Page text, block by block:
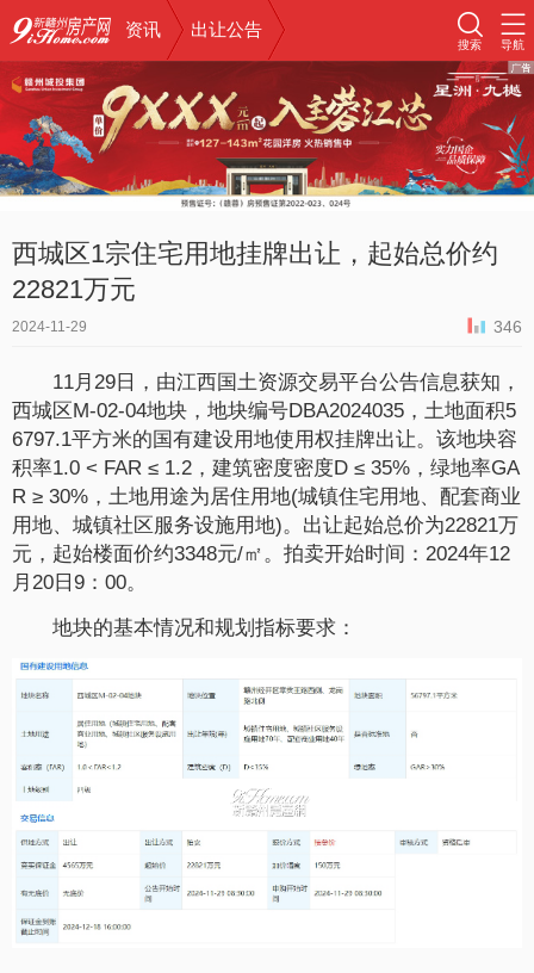
资讯 出让公告
搜索 导航
西城区1宗住宅用地挂牌出让，起始总价约
22821万元
2024-11-29 346
11月29日，由江西国土资源交易平台公告信息获知，
西城区M-02-04地块，地块编号DBA2024035，土地面积5
6797.1平方米的国有建设用地使用权挂牌出让。该地块容
积率1.0 < FAR ≤ 1.2，建筑密度密度D ≤ 35%，绿地率GA
R ≥ 30%，土地用途为居住用地(城镇住宅用地、配套商业
用地、城镇社区服务设施用地)。出让起始总价为22821万
元，起始楼面价约3348元/㎡。拍卖开始时间：2024年12
月20日9：00。
地块的基本情况和规划指标要求：